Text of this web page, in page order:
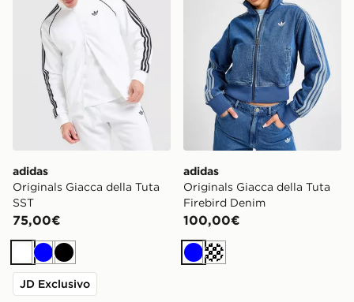
adidas
Originals Giacca della Tuta
SST
75,00€
Bianco
BluNero
JD Exclusivo
adidas
Originals Giacca della Tuta
Firebird Denim
100,00€
BluCrema